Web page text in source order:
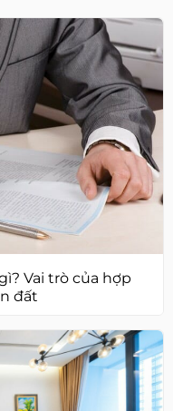
Vai trò của hợp
đất